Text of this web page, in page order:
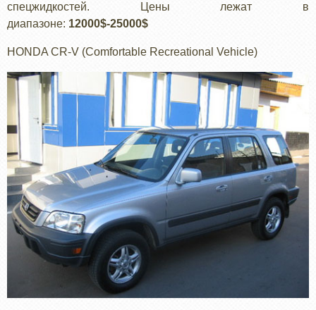
спецжидкостей. Цены лежат в
диапазоне: 12000$-25000$
HONDA СR-V (Comfortable Recreational Vehicle)